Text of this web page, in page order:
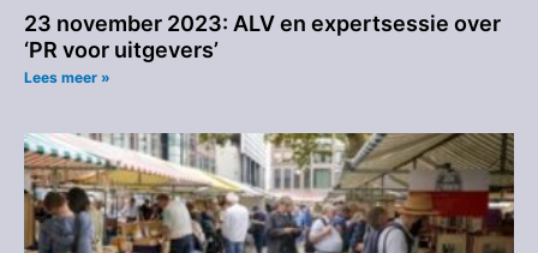
23 november 2023: ALV en expertsessie over
‘PR voor uitgevers’
Lees meer »